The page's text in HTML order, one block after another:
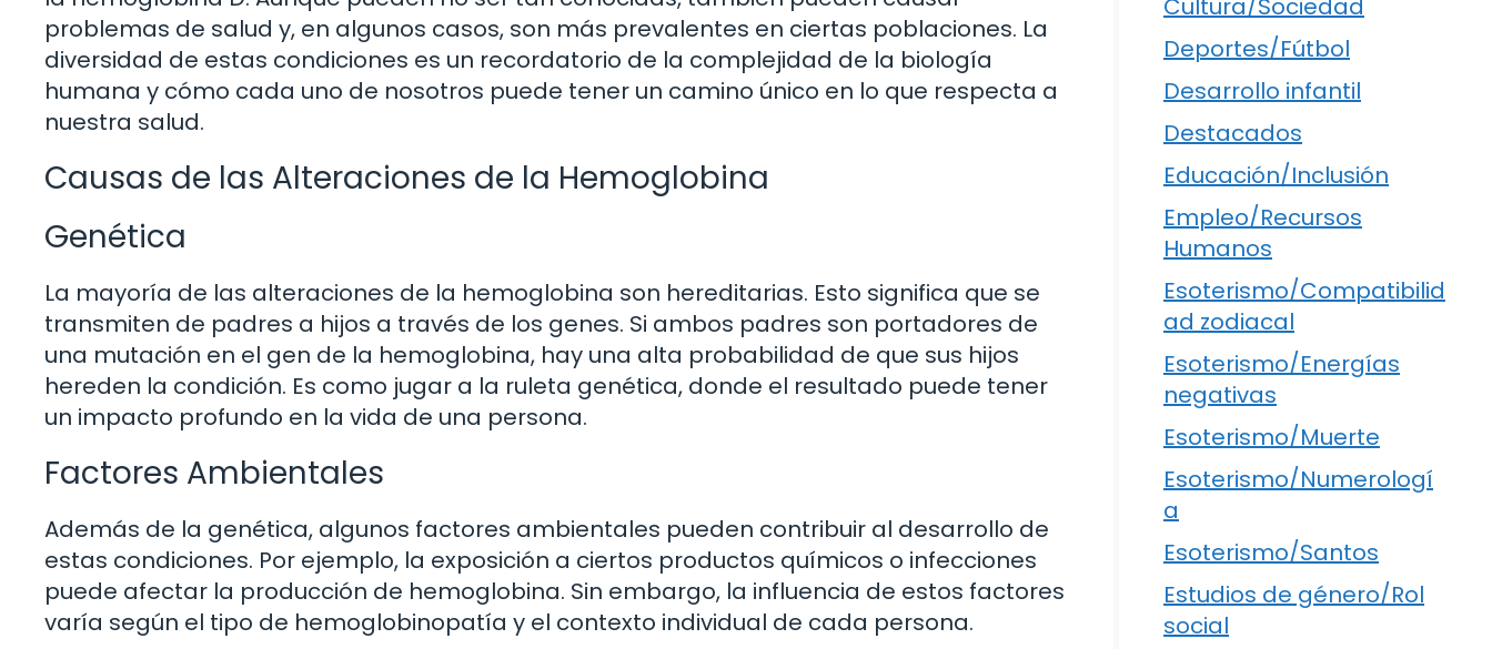
problemas de salud y, en algunos casos, son más prevalentes en ciertas poblaciones. La
diversidad de estas condiciones es un recordatorio de la complejidad de la biología
humana y cómo cada uno de nosotros puede tener un camino único en lo que respecta a
nuestra salud.
Causas de las Alteraciones de la Hemoglobina
Genética
La mayoría de las alteraciones de la hemoglobina son hereditarias. Esto significa que se
transmiten de padres a hijos a través de los genes. Si ambos padres son portadores de
una mutación en el gen de la hemoglobina, hay una alta probabilidad de que sus hijos
hereden la condición. Es como jugar a la ruleta genética, donde el resultado puede tener
un impacto profundo en la vida de una persona.
Factores Ambientales
Además de la genética, algunos factores ambientales pueden contribuir al desarrollo de
estas condiciones. Por ejemplo, la exposición a ciertos productos químicos o infecciones
puede afectar la producción de hemoglobina. Sin embargo, la influencia de estos factores
varía según el tipo de hemoglobinopatía y el contexto individual de cada persona.
Cultura/Sociedad
Deportes/Fútbol
Desarrollo infantil
Destacados
Educación/Inclusión
Empleo/Recursos
Humanos
Esoterismo/Compatibilid
ad zodiacal
Esoterismo/Energías
negativas
Esoterismo/Muerte
Esoterismo/Numerologí
a
Esoterismo/Santos
Estudios de género/Rol
social